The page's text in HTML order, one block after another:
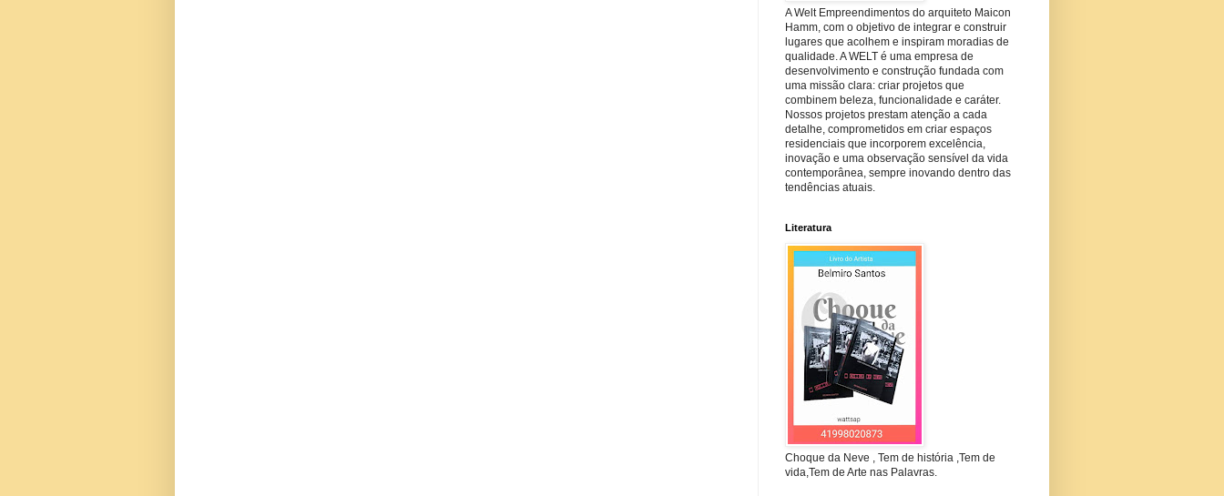
A Welt Empreendimentos do arquiteto Maicon
Hamm, com o objetivo de integrar e construir
lugares que acolhem e inspiram moradias de
qualidade. A WELT é uma empresa de
desenvolvimento e construção fundada com
uma missão clara: criar projetos que
combinem beleza, funcionalidade e caráter.
Nossos projetos prestam atenção a cada
detalhe, comprometidos em criar espaços
residenciais que incorporem excelência,
inovação e uma observação sensível da vida
contemporânea, sempre inovando dentro das
tendências atuais.
Literatura
Choque da Neve , Tem de história ,Tem de
vida,Tem de Arte nas Palavras.